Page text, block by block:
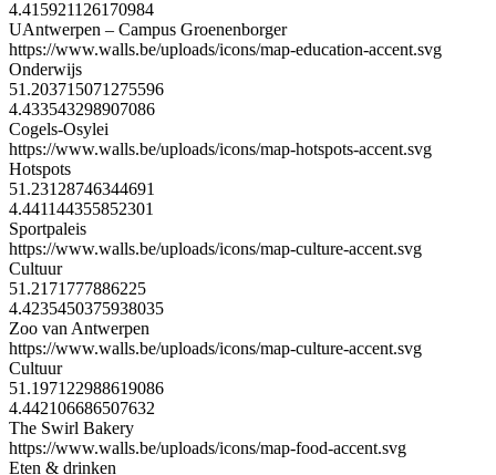
4.415921126170984
UAntwerpen – Campus Groenenborger
https://www.walls.be/uploads/icons/map-education-accent.svg
Onderwijs
51.203715071275596
4.433543298907086
Cogels-Osylei
https://www.walls.be/uploads/icons/map-hotspots-accent.svg
Hotspots
51.23128746344691
4.441144355852301
Sportpaleis
https://www.walls.be/uploads/icons/map-culture-accent.svg
Cultuur
51.2171777886225
4.4235450375938035
Zoo van Antwerpen
https://www.walls.be/uploads/icons/map-culture-accent.svg
Cultuur
51.197122988619086
4.442106686507632
The Swirl Bakery
https://www.walls.be/uploads/icons/map-food-accent.svg
Eten & drinken